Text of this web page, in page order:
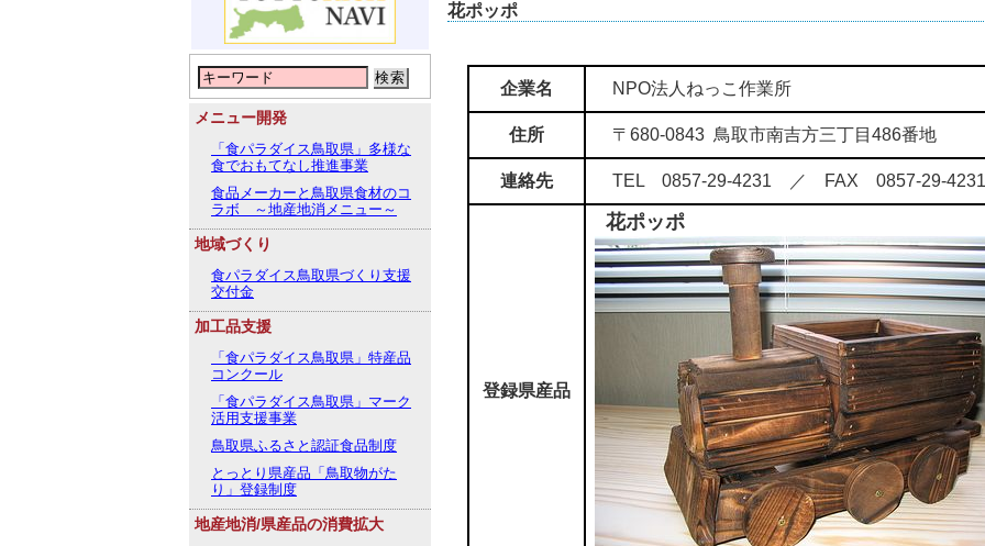
検索
メニュー開発
「食パラダイス鳥取県」多様な
食でおもてなし推進事業
食品メーカーと鳥取県食材のコ
ラボ ～地産地消メニュー～
地域づくり
食パラダイス鳥取県づくり支援
交付金
加工品支援
「食パラダイス鳥取県」特産品
コンクール
「食パラダイス鳥取県」マーク
活用支援事業
鳥取県ふるさと認証食品制度
とっとり県産品「鳥取物がた
り」登録制度
地産地消/県産品の消費拡大
花ポッポ
企業名 NPO法人ねっこ作業所
住所 〒680-0843 鳥取市南吉方三丁目486番地
連絡先 TEL 0857-29-4231 ／ FAX 0857-29-4231
登録県産品
花ポッポ